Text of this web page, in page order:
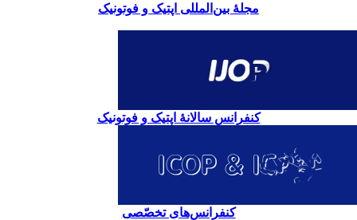
مجلۀ بین‌المللی اپتیک و فوتونیک
کنفرانس سالانۀ اپتیک و فوتونیک
کنفرانس‌های تخصّصی